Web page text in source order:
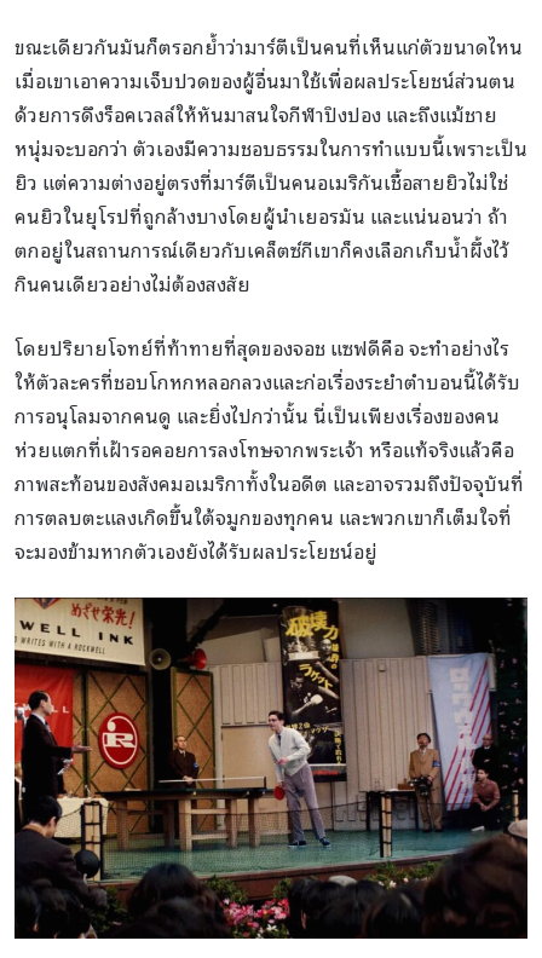
ขณะเดียวกันมันก็ตรอกย้ำว่ามาร์ตีเป็นคนที่เห็นแก่ตัวขนาดไหน
เมื่อเขาเอาความเจ็บปวดของผู้อื่นมาใช้เพื่อผลประโยชน์ส่วนตน
ด้วยการดึงร็อคเวลล์ให้หันมาสนใจกีฬาปิงปอง และถึงแม้ชาย
หนุ่มจะบอกว่า ตัวเองมีความชอบธรรมในการทำแบบนี้เพราะเป็น
ยิว แต่ความต่างอยู่ตรงที่มาร์ตีเป็นคนอเมริกันเชื้อสายยิวไม่ใช่
คนยิวในยุโรปที่ถูกล้างบางโดยผู้นำเยอรมัน และแน่นอนว่า ถ้า
ตกอยู่ในสถานการณ์เดียวกับเคล็ตซ์กีเขาก็คงเลือกเก็บน้ำผึ้งไว้
กินคนเดียวอย่างไม่ต้องสงสัย
โดยปริยายโจทย์ที่ท้าทายที่สุดของจอช แซฟดีคือ จะทำอย่างไร
ให้ตัวละครที่ชอบโกหกหลอกลวงและก่อเรื่องระยำตำบอนนี้ได้รับ
การอนุโลมจากคนดู และยิ่งไปกว่านั้น นี่เป็นเพียงเรื่องของคน
ห่วยแตกที่เฝ้ารอคอยการลงโทษจากพระเจ้า หรือแท้จริงแล้วคือ
ภาพสะท้อนของสังคมอเมริกาทั้งในอดีต และอาจรวมถึงปัจจุบันที่
การตลบตะแลงเกิดขึ้นใต้จมูกของทุกคน และพวกเขาก็เต็มใจที่
จะมองข้ามหากตัวเองยังได้รับผลประโยชน์อยู่